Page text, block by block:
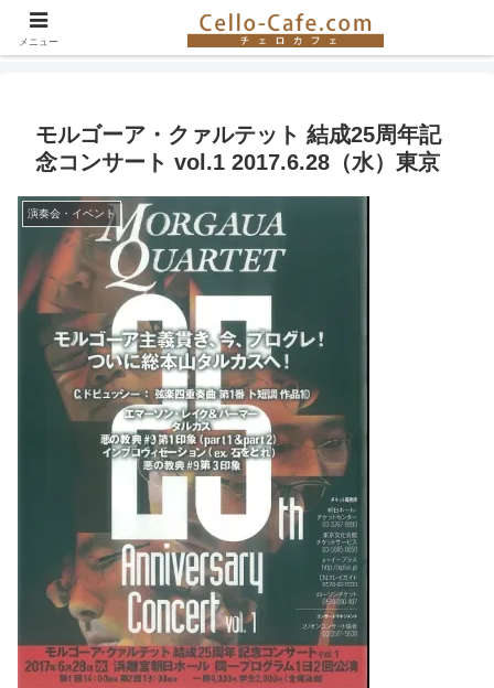
チェロ奏者やチェロ教室の紹介、イベント情報など。チェロの楽しさを伝える
サイト！
モルゴーア・クァルテット 結成25周年記
念コンサート vol.1 2017.6.28（水）東京
演奏会・イベント
メニュー